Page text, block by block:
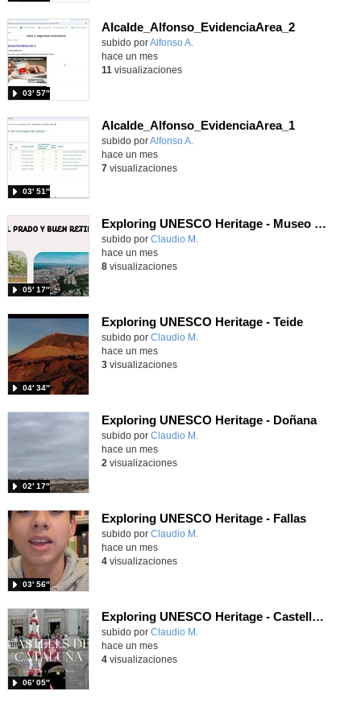
Alcalde_Alfonso_EvidenciaArea_2
Contenido educativo.
subido porAlfonso A.
03′ 57″
hace un mes
11 visualizaciones
Alcalde_Alfonso_EvidenciaArea_1
Contenido educativo.
subido porAlfonso A.
03′ 51″
hace un mes
7visualizaciones
Exploring UNESCO Heritage - Museo del Prado
Contenido educativo.
subido por Claudio M.
05′ 17″
hace un mes
8visualizaciones
Exploring UNESCO Heritage - Teide
Contenido educativo.
subido por Claudio M.
04′ 34″
hace un mes
3visualizaciones
Exploring UNESCO Heritage - Doñana
Contenido educativo.
subido por Claudio M.
02′ 17″
hace un mes
2 visualizaciones
Exploring UNESCO Heritage - Fallas
Contenido educativo.
subido por Claudio M.
03′ 56″
hace un mes
4visualizaciones
Exploring UNESCO Heritage - Castells de Cataluña
Contenido educativo.
subido por Claudio M.
06′ 05″
hace un mes
4visualizaciones